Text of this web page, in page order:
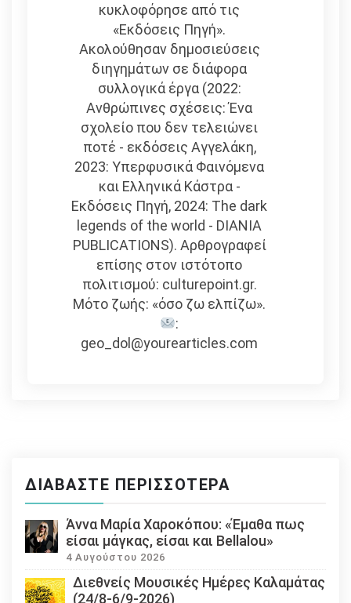
κυκλοφόρησε από τις
«Εκδόσεις Πηγή».
Ακολούθησαν δημοσιεύσεις
διηγημάτων σε διάφορα
συλλογικά έργα (2022:
Ανθρώπινες σχέσεις: Ένα
σχολείο που δεν τελειώνει
ποτέ - εκδόσεις Αγγελάκη,
2023: Υπερφυσικά Φαινόμενα
και Ελληνικά Κάστρα -
Εκδόσεις Πηγή, 2024: The dark
legends of the world - DIANIA
PUBLICATIONS). Αρθρογραφεί
επίσης στον ιστότοπο
πολιτισμού: culturepoint.gr.
Μότο ζωής: «όσο ζω ελπίζω».
:
geo_dol@yourearticles.com
ΔΙΑΒΆΣΤΕ ΠΕΡΙΣΣΌΤΕΡΑ
Άννα Μαρία Χαροκόπου: «Έμαθα πως
είσαι μάγκας, είσαι και Bellalou»
4 Αυγούστου 2026
Διεθνείς Μουσικές Ημέρες Καλαμάτας
(24/8-6/9-2026)